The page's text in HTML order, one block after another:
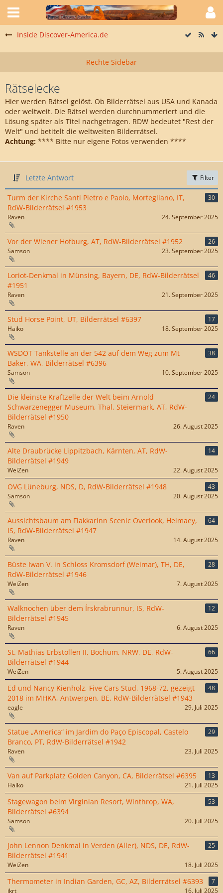
Inside Discover-America.de
Rätselecke
Hier werden Rätsel gelöst. Ob Bilderrätsel aus USA und Kanada
oder weltweit. Die Rätsel werden durchnummeriert und die
Lösung später als Titel nachgetragen. RDW bedeutet "Rest der
Welt" und betitelt die weltweiten Bilderrätsel.
Achtung: **** Bitte nur eigene Fotos verwenden ****
Letzte Antwort Filter
Turm der Kirche Santi Pietro e Paolo, Mortegliano, IT,
RdW-Bilderrätsel #1953
30
Raven 24. September 2025
Vor der Wiener Hofburg, AT, RdW-Bilderrätsel #1952
26
Samson
23. September 2025
Loriot-Denkmal in Münsing, Bayern, DE, RdW-Bilderrätsel
#1951
46
Raven 21. September 2025
Stud Horse Point, UT, Bilderrätsel #6397
17
Haiko
18. September 2025
WSDOT Tankstelle an der 542 auf dem Weg zum Mt
Baker, WA, Bilderrätsel #6396
38
Samson 10. September 2025
Die kleinste Kraftzelle der Welt beim Arnold
Schwarzenegger Museum, Thal, Steiermark, AT, RdW-
Bilderrätsel #1950
24
Raven 26. August 2025
Alte Draubrücke Lippitzbach, Kärnten, AT, RdW-
Bilderrätsel #1949
14
WeiZen 22. August 2025
OVG Lüneburg, NDS, D, RdW-Bilderrätsel #1948
43
Samson
20. August 2025
Aussichtsbaum am Flakkarinn Scenic Overlook, Heimaey,
IS, RdW-Bilderrätsel #1947
64
Raven 14. August 2025
Büste Iwan V. in Schloss Kromsdorf (Weimar), TH, DE,
RdW-Bilderrätsel #1946
28
WeiZen 7. August 2025
Walknochen über dem Írskrabrunnur, IS, RdW-
Bilderrätsel #1945
12
Raven 6. August 2025
St. Mathias Erbstollen II, Bochum, NRW, DE, RdW-
Bilderrätsel #1944
66
WeiZen 5. August 2025
Ed und Nancy Kienholz, Five Cars Stud, 1968-72, gezeigt
2018 im MHKA, Antwerpen, BE, RdW-Bilderrätsel #1943
48
eagle 29. Juli 2025
Statue „America“ im Jardim do Paço Episcopal, Castelo
Branco, PT, RdW-Bilderrätsel #1942
29
Raven 23. Juli 2025
Van auf Parkplatz Golden Canyon, CA, Bilderrätsel #6395
13
Haiko
21. Juli 2025
Stagewagon beim Virginian Resort, Winthrop, WA,
Bilderrätsel #6394
53
Samson 20. Juli 2025
John Lennon Denkmal in Verden (Aller), NDS, DE, RdW-
Bilderrätsel #1941
25
WeiZen 18. Juli 2025
Thermometer in Indian Garden, GC, AZ, Bilderrätsel #6393
7
jkrt
16. Juli 2025